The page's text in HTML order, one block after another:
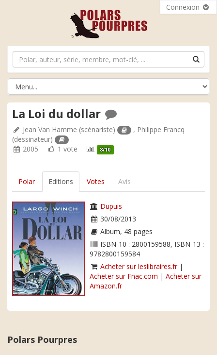
Connexion
La Loi du dollar
Jean Van Hamme (scénariste) , Philippe Francq
(dessinateur)
2005
1 vote 8/10
Polar Editions Votes Avis
Dupuis
30/08/2013
Album, 48 pages
ISBN-10 : 2800159588, ISBN-13 :
9782800159584
Acheter sur leslibraires.fr|
Acheter sur Fnac.com | Acheter sur
Amazon.fr
Polars Pourpres